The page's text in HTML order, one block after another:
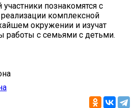
познакомятся с
комплексной
окружении и изучат
работы с семьями с детьми.